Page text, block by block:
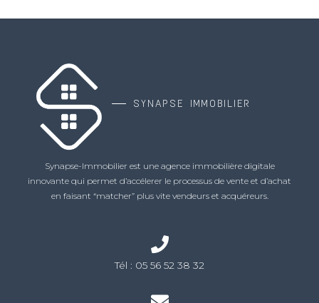
SYNAPSE IMMOBILIER
Synapse-Immobilier est une agence immobilière digitale
innovante qui permet d’accélerer le processus de vente et d’achat
en faisant “matcher” plus vite vendeurs et acquéreurs.
Tél : 05 56 52 38 32